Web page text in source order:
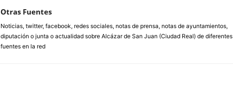
Otras Fuentes
Noticias, twitter, facebook, redes sociales, notas de prensa, notas de ayuntamientos,
diputación o junta o actualidad sobre Alcázar de San Juan (Ciudad Real) de diferentes
fuentes en la red